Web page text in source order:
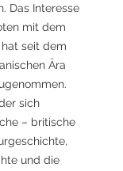
Das Interesse
mit dem
seit dem
Ära
sich
– britische
und die